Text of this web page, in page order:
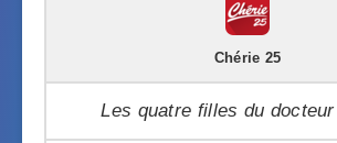
Chérie 25
Les quatre filles du